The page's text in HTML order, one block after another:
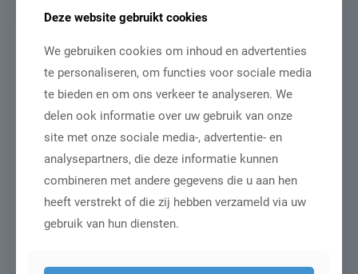
Lees meer
Deze website gebruikt cookies
We gebruiken cookies om inhoud en advertenties
te personaliseren, om functies voor sociale media
te bieden en om ons verkeer te analyseren. We
delen ook informatie over uw gebruik van onze
site met onze sociale media-, advertentie- en
analysepartners, die deze informatie kunnen
combineren met andere gegevens die u aan hen
heeft verstrekt of die zij hebben verzameld via uw
gebruik van hun diensten.